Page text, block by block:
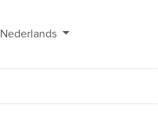
Nederlands